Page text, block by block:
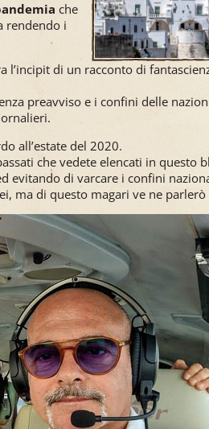
che
rendendo i
l’incipit di un racconto di
preavviso e i confini delle
all’estate del 2020.
che vedete elencati in questo
evitando di varcare i confini
ma di questo magari ve ne parlerò